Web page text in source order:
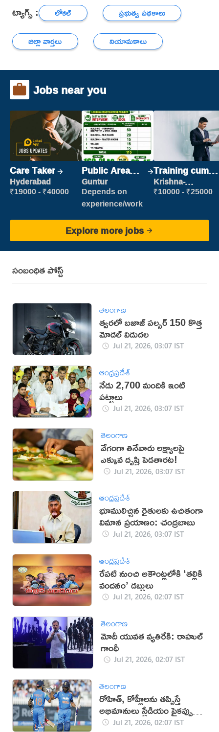
ట్యాగ్స్ : లోకల్
ప్రభుత్వ పథకాలు
జిల్లా వార్తలు
నియామకాలు
Jobs near you
Care Taker
Hyderabad
₹19000 - ₹40000
Public Area
Cleaner
Guntur
Depends on
experience/work
Training cum
Placement
Krishna-
vijayawada
₹10000 - ₹25000
Explore more jobs
సంబంధిత పోస్ట్
తెలంగాణ
త్వరలో బజాజ్ పల్సర్ 150 కొత్త
మోడల్ విడుదల
Jul 21, 2026, 03:07 IST
ఆంధ్రప్రదేశ్
నేడు 2,700 మందికి ఇంటి
పట్టాలు
Jul 21, 2026, 03:07 IST
తెలంగాణ
వేగంగా తినేవారు లక్ష్యాలపై
ఎక్కువ దృష్టి పెడతారట!
Jul 21, 2026, 03:07 IST
ఆంధ్రప్రదేశ్
భూములిచ్చిన రైతులకు ఉచితంగా
విమాన ప్రయాణం: చంద్రబాబు
Jul 21, 2026, 03:07 IST
ఆంధ్రప్రదేశ్
రేపటి నుంచి అకౌంట్లలోకి ‘తల్లికి
వందనం’ డబ్బులు
Jul 21, 2026, 02:07 IST
తెలంగాణ
మోదీ యువత వ్యతిరేకి: రాహుల్
గాంధీ
Jul 21, 2026, 02:07 IST
తెలంగాణ
రోహిత్, కోహ్లీలను తప్పిస్తే
అభిమానులు స్టేడియం పైకప్పు
లేపేస్తారు: అశ్విన్
Jul 21, 2026, 02:07 IST